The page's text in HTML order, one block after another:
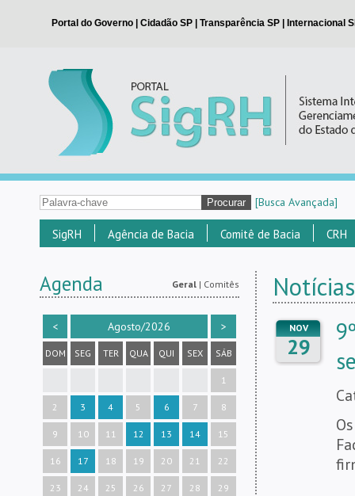
[Busca Avançada]
SigRH Agência de Bacia Comitê de Bacia CRH
Agenda Geral | Comitês
< Agosto/2026 >
DOM SEG TER QUA QUI SEX SÁB
1
2 3 4 5 6 7 8
9 10 11 12 13 14 15
16 17 18 19 20 21 22
23 24 25 26 27 28 29
NOV
29